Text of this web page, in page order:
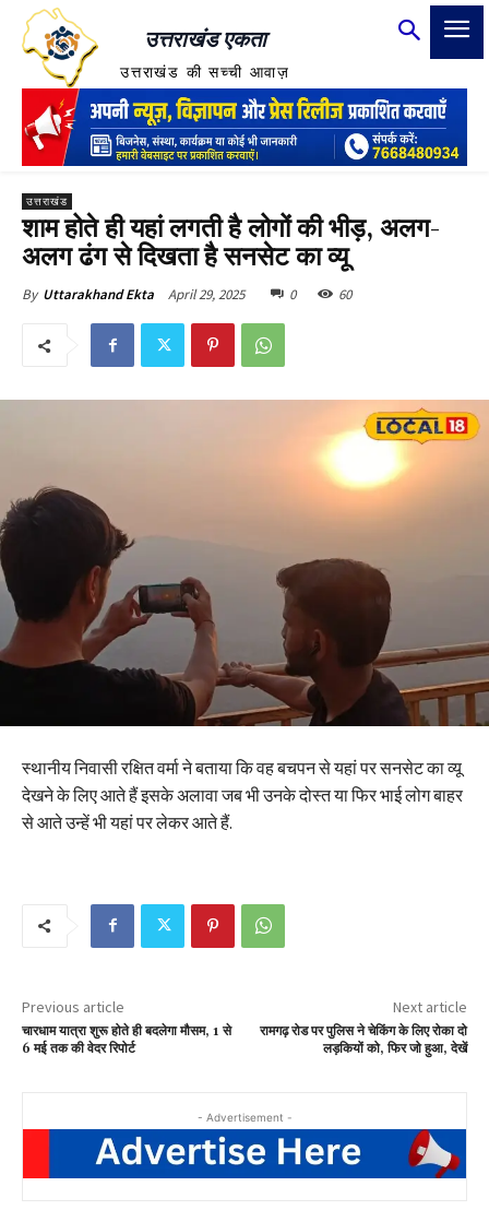
उत्तराखंड एकता
उत्तराखंड की सच्ची आवाज़
उत्तराखंड
शाम होते ही यहां लगती है लोगों की भीड़, अलग-
अलग ढंग से दिखता है सनसेट का व्यू
By Uttarakhand Ekta April 29, 2025 0 60
स्थानीय निवासी रक्षित वर्मा ने बताया कि वह बचपन से यहां पर सनसेट का व्यू
देखने के लिए आते हैं इसके अलावा जब भी उनके दोस्त या फिर भाई लोग बाहर
से आते उन्हें भी यहां पर लेकर आते हैं.
Previous article
चारधाम यात्रा शुरू होते ही बदलेगा मौसम, 1 से
6 मई तक की वेदर रिपोर्ट
Next article
रामगढ़ रोड पर पुलिस ने चेकिंग के लिए रोका दो
लड़कियों को, फिर जो हुआ, देखें
- Advertisement -